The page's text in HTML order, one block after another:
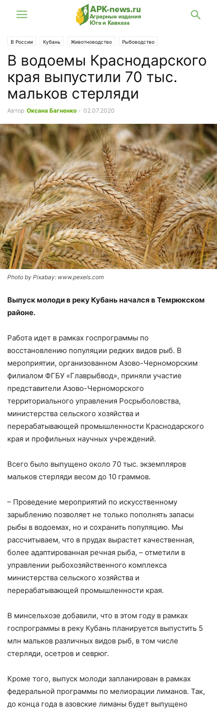
В России Кубань Животноводство Рыбоводство
В водоемы Краснодарского
края выпустили 70 тыс.
мальков стерляди
Автор Оксана Багненко - 02.07.2020
Photo by Pixabay: www.pexels.com
Выпуск молоди в реку Кубань начался в Темрюкском
районе.
Работа идет в рамках госпрограммы по
восстановлению популяции редких видов рыб. В
мероприятии, организованном Азово-Черноморским
филиалом ФГБУ «Главрыбвод», приняли участие
представители Азово-Черноморского
территориального управления Росрыболовства,
министерства сельского хозяйства и
перерабатывающей промышленности Краснодарского
края и профильных научных учреждений.
Всего было выпущено около 70 тыс. экземпляров
мальков стерляди весом до 10 граммов.
– Проведение мероприятий по искусственному
зарыблению позволяет не только пополнять запасы
рыбы в водоемах, но и сохранить популяцию. Мы
рассчитываем, что в прудах вырастет качественная,
более адаптированная речная рыба, – отметили в
управлении рыбохозяйственного комплекса
министерства сельского хозяйства и
перерабатывающей промышленности края.
В минсельхозе добавили, что в этом году в рамках
госпрограммы в реку Кубань планируется выпустить 5
млн мальков различных видов рыб, в том числе
стерляди, осетров и севрюг.
Кроме того, выпуск молоди запланирован в рамках
федеральной программы по мелиорации лиманов. Так,
до конца года в азовские лиманы будет выпущено